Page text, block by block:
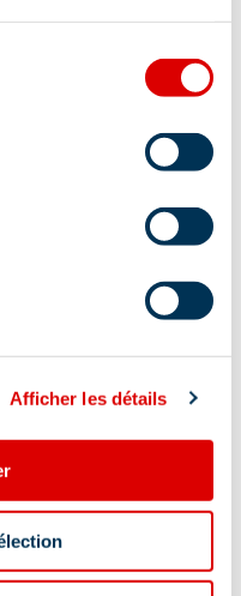
Afficher les détails